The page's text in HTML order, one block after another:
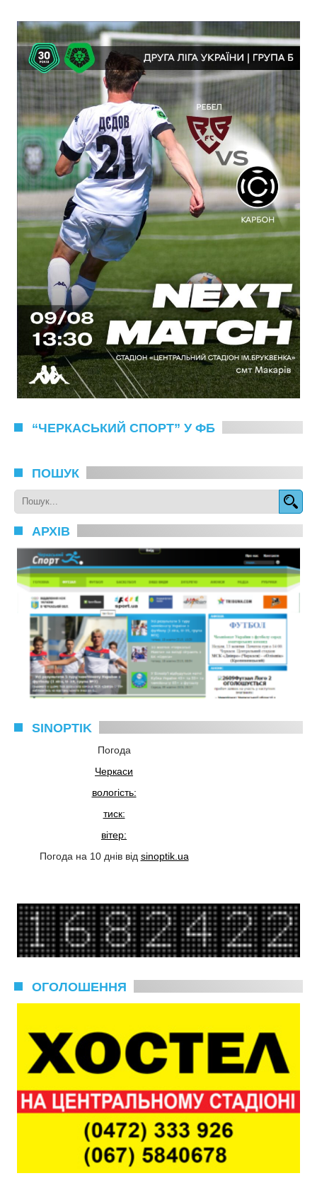
“ЧЕРКАСЬКИЙ СПОРТ” У ФБ
ПОШУК
АРХІВ
SINOPTIK
Погода
Черкаси
вологість:
тиск:
вітер:
Погода на 10 днів від sinoptik.ua
ОГОЛОШЕННЯ